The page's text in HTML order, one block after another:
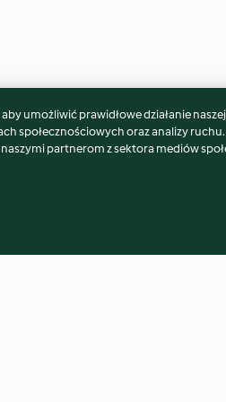
Ci się również...
umożliwić prawidłowe działanie
społecznościowych oraz analizy
partnerom z sektora mediów